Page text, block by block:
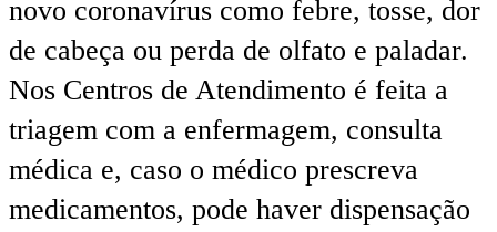
novo coronavírus como febre, tosse, dor
de cabeça ou perda de olfato e paladar.
Nos Centros de Atendimento é feita a
triagem com a enfermagem, consulta
médica e, caso o médico prescreva
medicamentos, pode haver dispensação